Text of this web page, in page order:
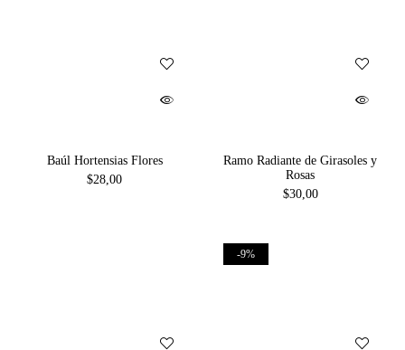
Baúl Hortensias Flores
$28,00
Ramo Radiante de Girasoles y
Rosas
$30,00
-9%